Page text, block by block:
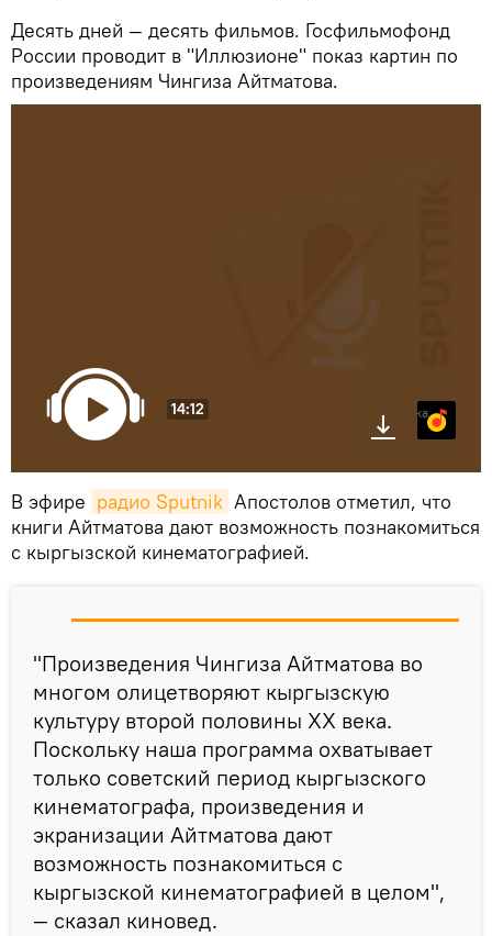
Десять дней — десять фильмов. Госфильмофонд
России проводит в "Иллюзионе" показ картин по
произведениям Чингиза Айтматова.
14:12 Яндекс.Музыка
В эфире радио Sputnik Апостолов отметил, что
книги Айтматова дают возможность познакомиться
с кыргызской кинематографией.
"Произведения Чингиза Айтматова во
многом олицетворяют кыргызскую
культуру второй половины XX века.
Поскольку наша программа охватывает
только советский период кыргызского
кинематографа, произведения и
экранизации Айтматова дают
возможность познакомиться с
кыргызской кинематографией в целом",
— сказал киновед.